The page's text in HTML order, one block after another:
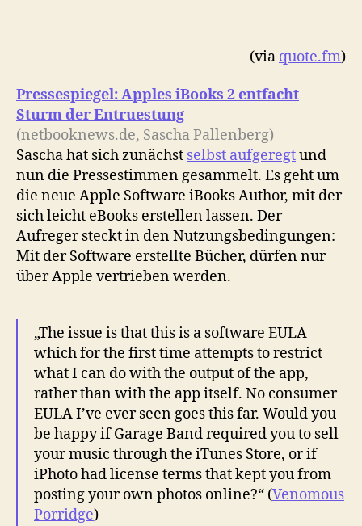
(via quote.fm)
Pressespiegel: Apples iBooks 2 entfacht
Sturm der Entruestung
(netbooknews.de, Sascha Pallenberg)
Sascha hat sich zunächst selbst aufgeregtund
nun die Pressestimmen gesammelt. Es geht um
die neue Apple Software iBooks Author, mit der
sich leicht eBooks erstellen lassen. Der
Aufreger steckt in den Nutzungsbedingungen:
Mit der Software erstellte Bücher, dürfen nur
über Apple vertrieben werden.
„The issue is that this is a software EULA
which for the first time attempts to restrict
what I can do with the output of the app,
rather than with the app itself. No consumer
EULA I’ve ever seen goes this far. Would you
be happy if Garage Band required you to sell
your music through the iTunes Store, or if
iPhoto had license terms that kept you from
posting your own photos online?“ (Venomous
Porridge)